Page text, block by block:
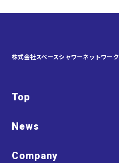
株式会社スペースシャワーネットワーク
Top
News
Company